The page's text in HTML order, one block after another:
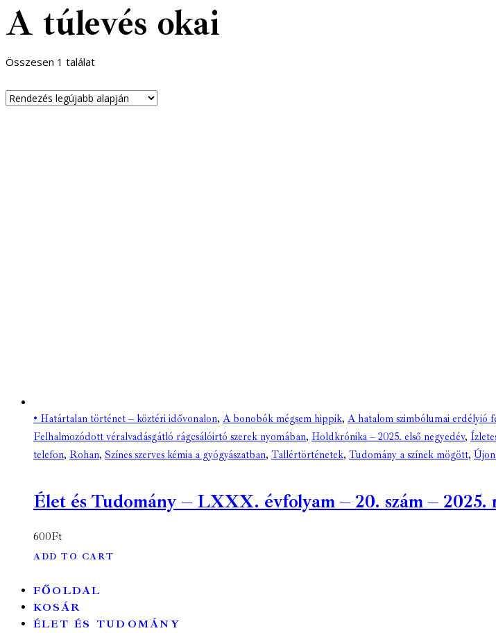
A túlevés okai
Összesen 1 találat
• Határtalan történet – köztéri idővonalon, A bonobók mégsem hippik, A hatalom szimbólumai erdélyió
Felhalmozódott véralvadásgátló rágcsálóirtó szerek nyomában, Holdkrónika – 2025. első negyedév,
telefon, Rohan, Színes szerves kémia a gyógyászatban, Tallértörténetek, Tudomány a színek mögött,
Élet és Tudomány – LXXX. évfolyam – 20. szám – 2025.
600Ft
ADD TO CART
FŐOLDAL
KOSÁR
ÉLET ÉS TUDOMÁNY